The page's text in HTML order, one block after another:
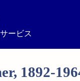
ービス
1892-